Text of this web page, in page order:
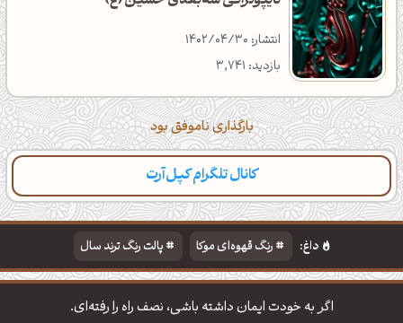
انتشار: 1402/04/30
بازدید: 3,741
بارگذاری ناموفق بود
کانال تلگرام کپل‌آرت
داغ: رنگ قهوه‌ای موکا
پالت رنگ ترند سال
دانلود والپیپر مذهبی
تایپوگرافی شعر مولانا
اگر به خودت ایمان داشته باشی، نصف راه را رفته‌ای.